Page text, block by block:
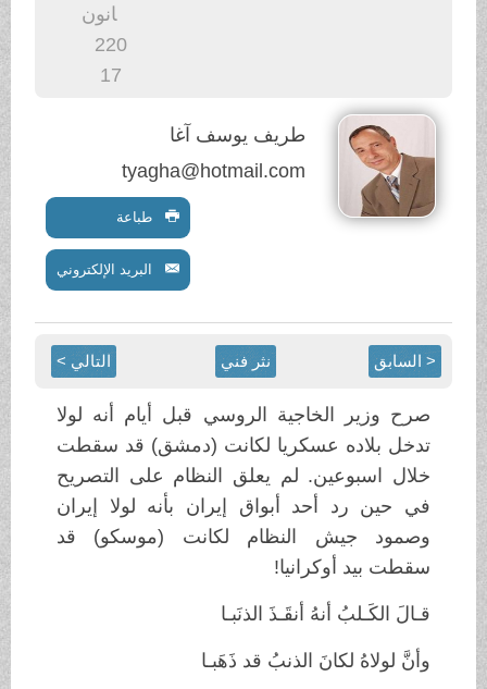
انون
220
طريف يوسف آغا
tyagha@hotmail.com
طباعة
البريد الإلكتروني
< السابق نثر فني التالي >
صرح وزير الخاجية الروسي قبل أيام أنه لولا
تدخل بلاده عسكريا لكانت (دمشق) قد سقطت
خلال اسبوعين. لم يعلق النظام على التصريح
في حين رد أحد أبواق إيران بأنه لولا إيران
وصمود جيش النظام لكانت (موسكو) قد
سقطت بيد أوكرانيا!
قـالَ الكَـلبُ أنهُ أنقَـذَ الذنَبـا
وأنَّ لولاهُ لكانَ الذنبُ قد ذَهَبـا